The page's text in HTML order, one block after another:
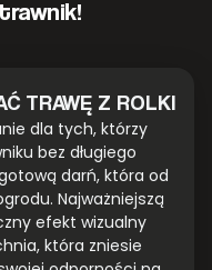
TRAWĘ Z ROLKI
dla tych, którzy
bez długiego
darń, która od
Najważniejszą
efekt wizualny
która zniesie